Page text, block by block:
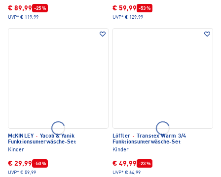
€ 89,99 -25 %
UVP* € 119,99
€ 59,99 -53 %
UVP* € 129,99
McKINLEY · Yacob & Yanik
Funktionsunterwäsche-Set
Kinder
€ 29,99 -50 %
UVP* € 59,99
Löffler ·
Transtex Warm 3/4
Funktionsunterwäsche-Set
Kinder
€ 49,99 -23 %
UVP* € 64,99